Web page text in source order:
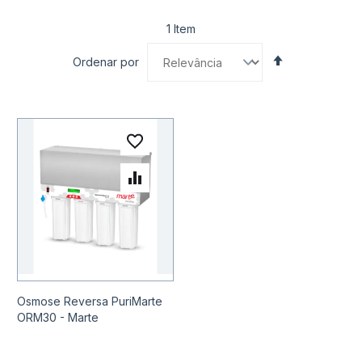
1 Item
Ordenar por
Osmose Reversa PuriMarte
ORM30 - Marte
Adicionar à lista de
Adicionar para Comparar